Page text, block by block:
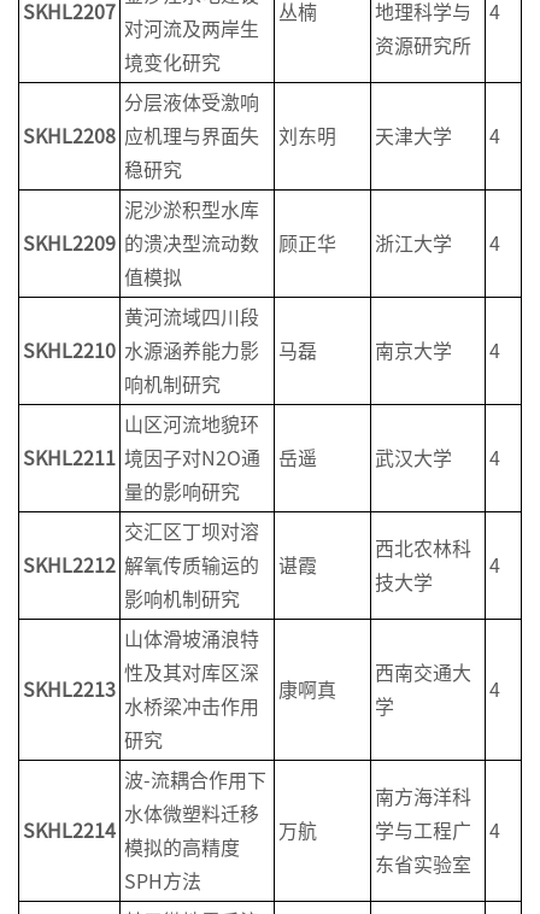
SKHL2207
对河流及两岸生
境变化研究
丛楠
地理科学与
资源研究所
4
SKHL2208
分层液体受激响
应机理与界面失
稳研究
刘东明 天津大学 4
SKHL2209
泥沙淤积型水库
的溃决型流动数
值模拟
顾正华 浙江大学 4
SKHL2210
黄河流域四川段
水源涵养能力影
响机制研究
马磊 南京大学 4
SKHL2211
山区河流地貌环
境因子对N2O通
量的影响研究
岳遥 武汉大学 4
SKHL2212
交汇区丁坝对溶
解氧传质输运的
影响机制研究
谌霞
西北农林科
技大学
4
SKHL2213
山体滑坡涌浪特
性及其对库区深
水桥梁冲击作用
研究
康啊真
西南交通大
学
4
SKHL2214
波-流耦合作用下
水体微塑料迁移
模拟的高精度
SPH方法
万航
南方海洋科
学与工程广
东省实验室
4